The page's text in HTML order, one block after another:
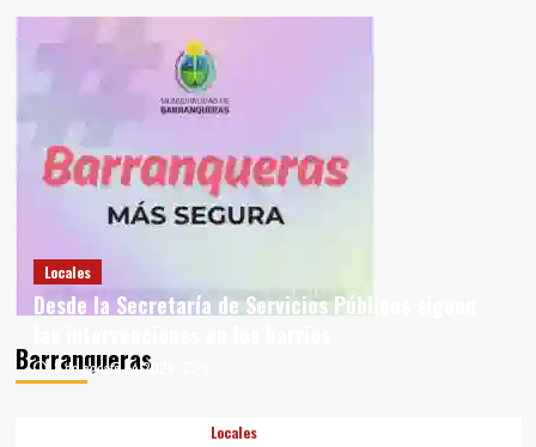
Barranqueras
Locales
Desde la Secretaría de Servicios Públicos siguen
8 de agosto de 2026
Locales